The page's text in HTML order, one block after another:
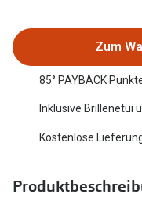
Nuance Audio Brille
Ray-Ban Meta
Oakley Meta
Brillentrends 2026
Zum
85° PAYBACK
Inklusive Brillenetui
Kostenlose